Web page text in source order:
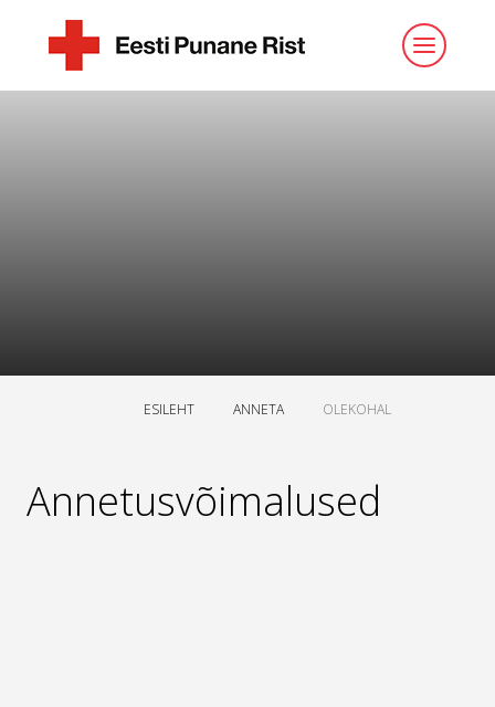
ESILEHT ANNETA OLEKOHAL
Annetusvõimalused